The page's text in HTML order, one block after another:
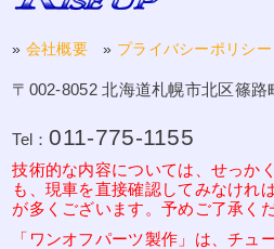
» 会社概要 » プライバシーポリシー
〒002-8052 北海道札幌市北区篠路
Tel：011-775-1155
技術的な内容については、せっか
も、現車を直接確認してみなけれ
が多くございます。予めご了承くだ
「ワンオフパーツ製作」は、チュ